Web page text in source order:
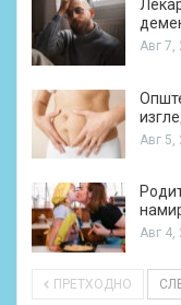
Авг 7,
Авг 5,
Авг 4,
ПРЕТХОДНО